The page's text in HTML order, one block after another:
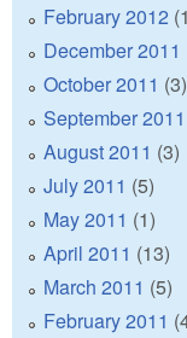
February 2012
December 2011
October 2011 (3)
September 2011
August 2011 (3)
July 2011 (5)
May 2011 (1)
April 2011 (13)
March 2011 (5)
February 2011